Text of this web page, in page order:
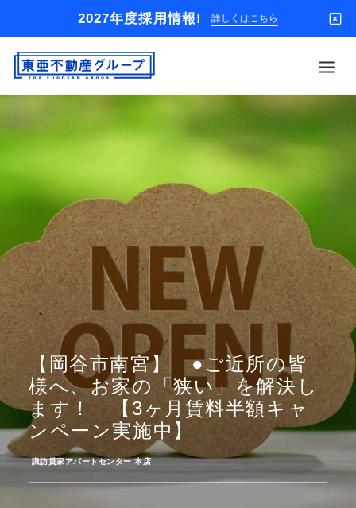
2027年度採用情報! 詳しくはこちら
オーナー様
入居者様専用
解約のお申込み
企業情報
お問い合わせ
お気に入り 閲覧履歴
【岡谷市南宮】 ●ご近所の皆
様へ、お家の「狭い」を解決し
ます！ 【3ヶ月賃料半額キャ
ンペーン実施中】
­諏訪貸家アパートセンター 本店